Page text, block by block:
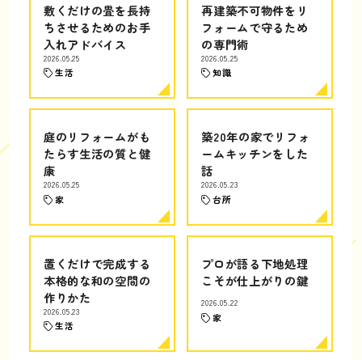
敷くだけの畳を長持
ちさせるためのお手
入れアドバイス
2026.05.25
生活
再建築不可物件をリ
フォームで守るため
の専門術
2026.05.25
知識
庭のリフォームがも
たらす生活の質と健
康
2026.05.25
家
築20年の家でリフォ
ームキッチンをした
話
2026.05.23
台所
置くだけで完成する
本格的な和の空間の
作りかた
2026.05.23
生活
プロが語る下地処理
こそが仕上がりの鍵
2026.05.22
家